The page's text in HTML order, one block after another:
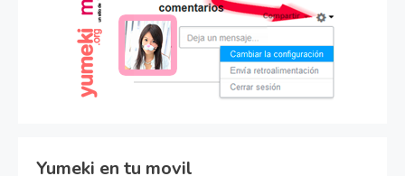
Yumeki en tu movil